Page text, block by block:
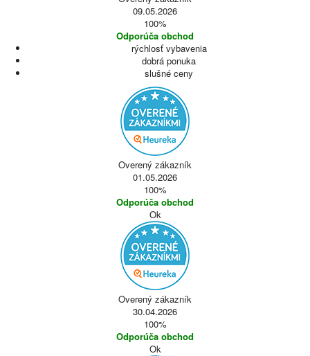
09.05.2026
100%
Odporúča obchod
rýchlosť vybavenia
dobrá ponuka
slušné ceny
Overený zákazník
01.05.2026
100%
Odporúča obchod
Ok
Overený zákazník
30.04.2026
100%
Odporúča obchod
Ok